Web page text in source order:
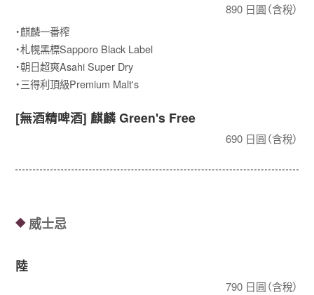
890 日圓（含稅）
・麒麟一番榨
・札幌黑標Sapporo Black Label
・朝日超爽Asahi Super Dry
・三得利頂級Premium Malt's
[無酒精啤酒] 麒麟 Green's Free
690 日圓（含稅）
◆威士忌
陸
790 日圓（含稅）